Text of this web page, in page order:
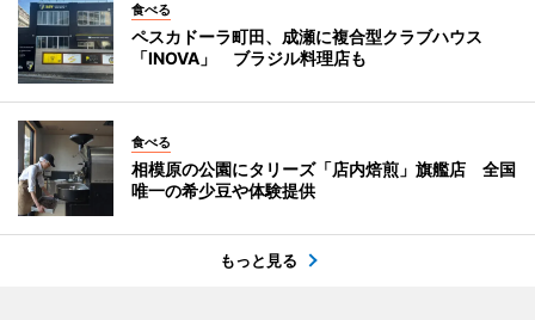
食べる
ペスカドーラ町田、成瀬に複合型クラブハウス
「INOVA」 ブラジル料理店も
食べる
相模原の公園にタリーズ「店内焙煎」旗艦店 全国
唯一の希少豆や体験提供
もっと見る